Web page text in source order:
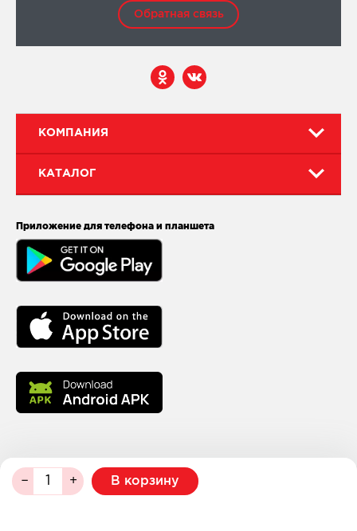
В корзину
КОМПАНИЯ
КАТАЛОГ
Приложение для телефона и планшета
Обратная связь
© 2026 МейТан